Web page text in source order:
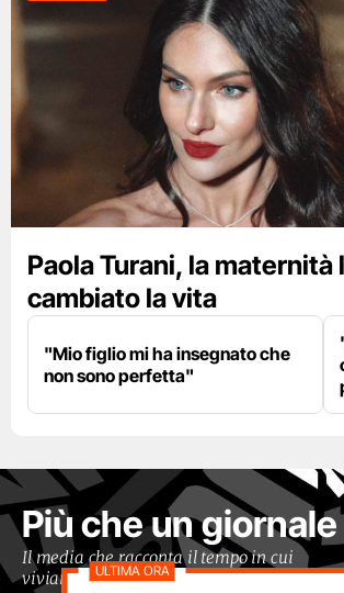
Paola Turani, la maternità
cambiato la vita
"Mio figlio mi ha insegnato che
non sono perfetta"
Più che un giornale
Il media che racconta il tempo in cui
viviamo con occhi moderni